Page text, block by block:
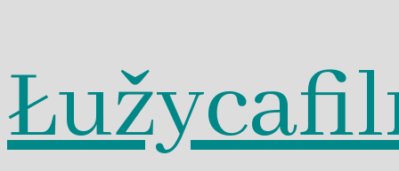
Zum
Inhalt
springen